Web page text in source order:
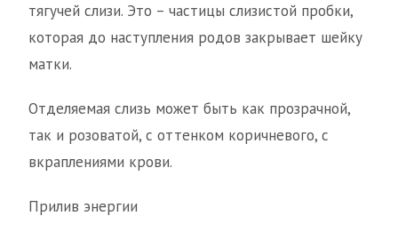
тягучей слизи. Это – частицы слизистой пробки,
которая до наступления родов закрывает шейку
матки.
Отделяемая слизь может быть как прозрачной,
так и розоватой, с оттенком коричневого, с
вкраплениями крови.
Прилив энергии